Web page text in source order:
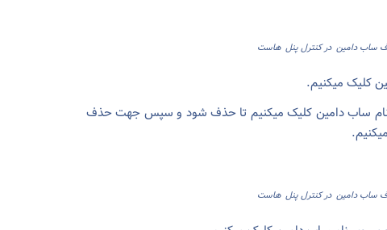
ساب دامین در کنترل پنل هاست
ساب دامین کلیک میکنیم تا حذف شود و سپس جهت حذف
ساب دامین در کنترل پنل هاست